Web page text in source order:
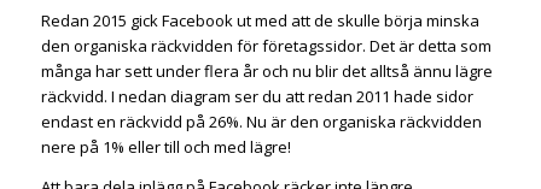
Redan 2015 gick Facebook ut med att de skulle börja minska
den organiska räckvidden för företagssidor. Det är detta som
många har sett under flera år och nu blir det alltså ännu lägre
räckvidd. I nedan diagram ser du att redan 2011 hade sidor
endast en räckvidd på 26%. Nu är den organiska räckvidden
nere på 1% eller till och med lägre!